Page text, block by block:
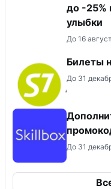
до -25%
улыбки
До 16
Билеты
До 31
До 31